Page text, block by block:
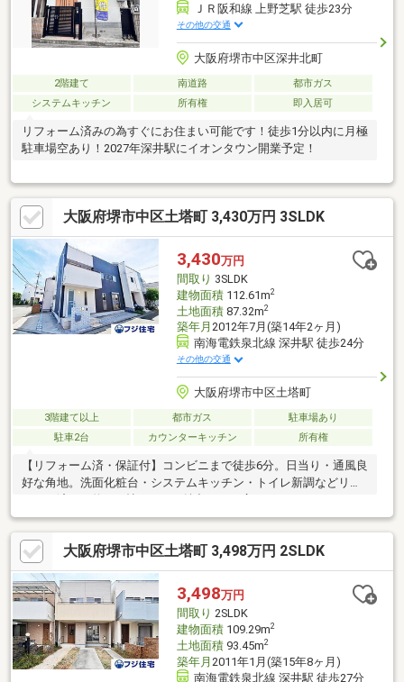
ＪＲ阪和線 上野芝駅 徒歩23分
その他の交通
大阪府堺市中区深井北町
2階建て 南道路
都市ガス
システムキッチン
所有権 即入居可
リフォーム済みの為すぐにお住まい可能です！徒歩1分以内に月極
駐車場空あり！2027年深井駅にイオンタウン開業予定！
大阪府堺市中区土塔町 3,430万円 3SLDK
3,430万円
間取り 3SLDK
建物面積112.61m2
土地面積87.32m2
築年月 2012年7月(築14年2ヶ月)
南海電鉄泉北線 深井駅 徒歩24分
その他の交通
大阪府堺市中区土塔町
3階建て以上 都市ガス
駐車場あり
駐車2台
カウンターキッチン 所有権
【リフォーム済・保証付】コンビニまで徒歩6分。日当り・通風良
好な角地。洗面化粧台・システムキッチン・トイレ新調などリフ
ー・WIC付き。
大阪府堺市中区土塔町 3,498万円 2SLDK
3,498万円
間取り 2SLDK
建物面積109.29m2
土地面積93.45m2
築年月 2011年1月(築15年8ヶ月)
南海電鉄泉北線 深井駅 徒歩27分